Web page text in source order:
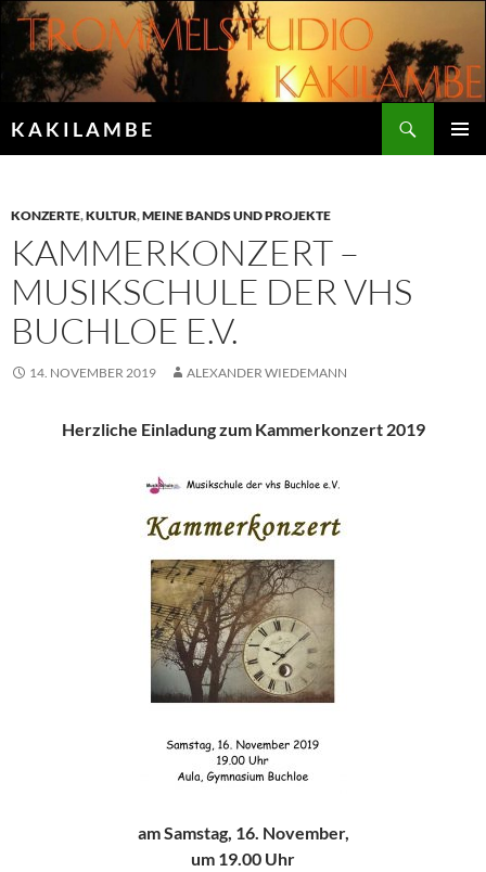
Zum
Inhalt
springen
K A K I L A M B E
KONZERTE,KULTUR,MEINE BANDS UND PROJEKTE
KAMMERKONZERT –
MUSIKSCHULE DER VHS
BUCHLOE E.V.
14. NOVEMBER 2019 ALEXANDER WIEDEMANN
Herzliche Einladung zum Kammerkonzert 2019
am Samstag, 16. November,
um 19.00 Uhr